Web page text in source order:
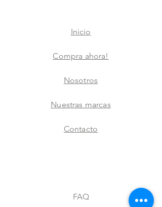
Inicio
Compra ahora!
Nosotros
Nuestras marcas
Contacto
FAQ